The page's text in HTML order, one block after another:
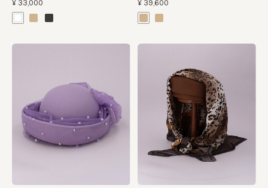
¥33,000
¥39,600